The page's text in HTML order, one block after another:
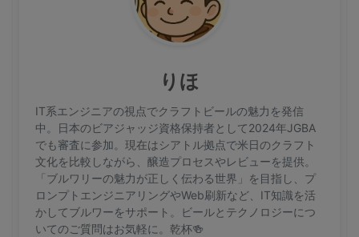
りほ
IT系エンジニアの視点でクラフトビールの魅力を発信
中。日本のビアジャッジ資格保持者として2024年JGBA
でも審査に参加。現在はシアトル拠点で米日のクラフト
文化を比較しながら、醸造プロセスやレビューを提供。
「ブルワリーの魅力が正しく伝わる世界」を目指し、プ
ロンプトエンジニアリングやWeb刷新など、IT知識を活
かしてブルワーをサポート。ビールとテクノロジーにつ
いてのご質問はお気軽に。乾杯🍻